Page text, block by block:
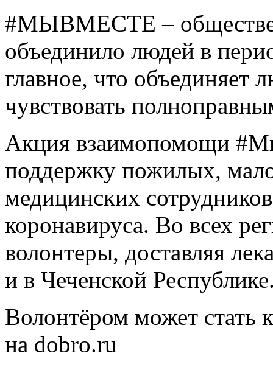
#МЫВМЕСТЕ –
объединило людей в
главное, что объединяет
чувствовать
Акция взаимопомощи
поддержку пожилых,
медицинских
коронавируса. Во всех
волонтеры, доставляя
и в Чеченской
Волонтёром может стать
на dobro.ru